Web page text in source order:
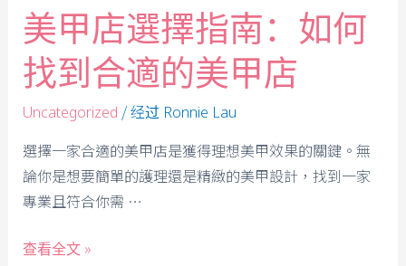
美甲店選擇指南：如何
找到合適的美甲店
Uncategorized / 经过 Ronnie Lau
選擇一家合適的美甲店是獲得理想美甲效果的關鍵。無
論你是想要簡單的護理還是精緻的美甲設計，找到一家
專業且符合你需 …
查看全文 »